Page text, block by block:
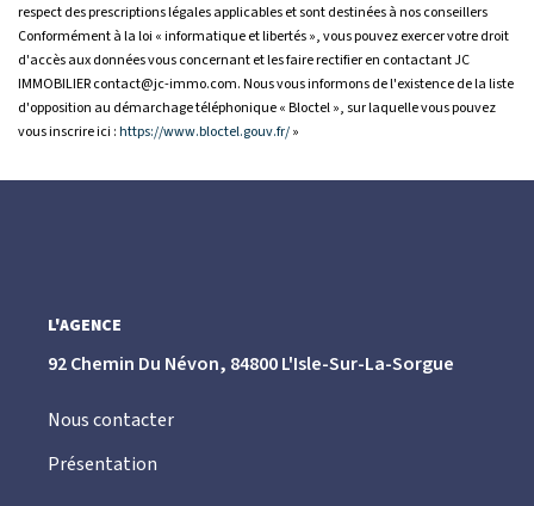
respect des prescriptions légales applicables et sont destinées à nos conseillers
Conformément à la loi « informatique et libertés », vous pouvez exercer votre droit
d'accès aux données vous concernant et les faire rectifier en contactant JC
IMMOBILIER contact@jc-immo.com. Nous vous informons de l'existence de la liste
d'opposition au démarchage téléphonique « Bloctel », sur laquelle vous pouvez
vous inscrire ici :https://www.bloctel.gouv.fr/»
L'AGENCE
92 Chemin Du Névon, 84800 L'Isle-Sur-La-Sorgue
Nous contacter
Présentation